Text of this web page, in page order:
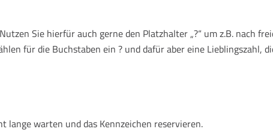
Sie hierfür auch gerne den Platzhalter „?“ um z.B. nach
für die Buchstaben ein ? und dafür aber eine Lieblingszahl,
lange warten und das Kennzeichen reservieren.